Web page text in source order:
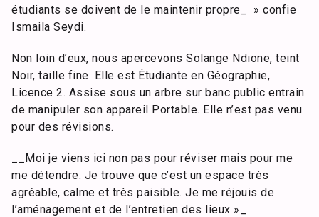
étudiants se doivent de le maintenir propre_ » confie
Ismaila Seydi.
Non loin d’eux, nous apercevons Solange Ndione, teint
Noir, taille fine. Elle est Étudiante en Géographie,
Licence 2. Assise sous un arbre sur banc public entrain
de manipuler son appareil Portable. Elle n’est pas venu
pour des révisions.
__Moi je viens ici non pas pour réviser mais pour me
me détendre. Je trouve que c’est un espace très
agréable, calme et très paisible. Je me réjouis de
l’aménagement et de l’entretien des lieux »_